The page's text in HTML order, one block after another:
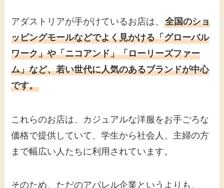
アダストリアが手がけているお店は、全国のショ
ッピングモールなどでよく見かける「グローバル
ワーク」や「ニコアンド」「ローリーズファー
ム」など、若い世代に人気のあるブランドが中心
です。
これらのお店は、カジュアルな洋服をお手ごろな
価格で提供していて、学生から社会人、主婦の方
まで幅広い人たちに利用されています。
そのため、ただのアパレル企業というよりも、